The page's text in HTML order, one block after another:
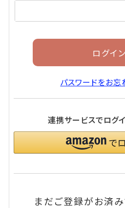
須)
ログイン
パスワードをお忘
連携サービスでログ
まだご登録がお済